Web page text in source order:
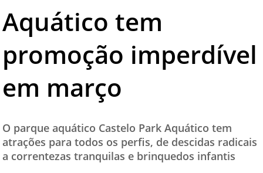
TESTADO E APROVADO
PARCEIROS
CONTATO
Aquático tem
promoção imperdível
em março
O parque aquático Castelo Park Aquático tem
atrações para todos os perfis, de descidas radicais
a correntezas tranquilas e brinquedos infantis